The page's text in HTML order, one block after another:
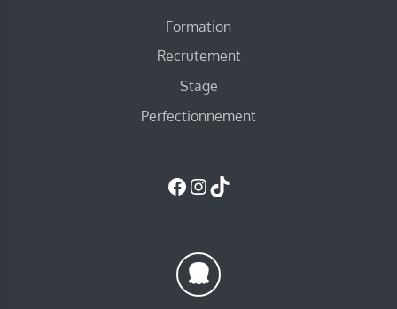
Formation
Recrutement
Stage
Perfectionnement
Facebook
Instagram
TikTok